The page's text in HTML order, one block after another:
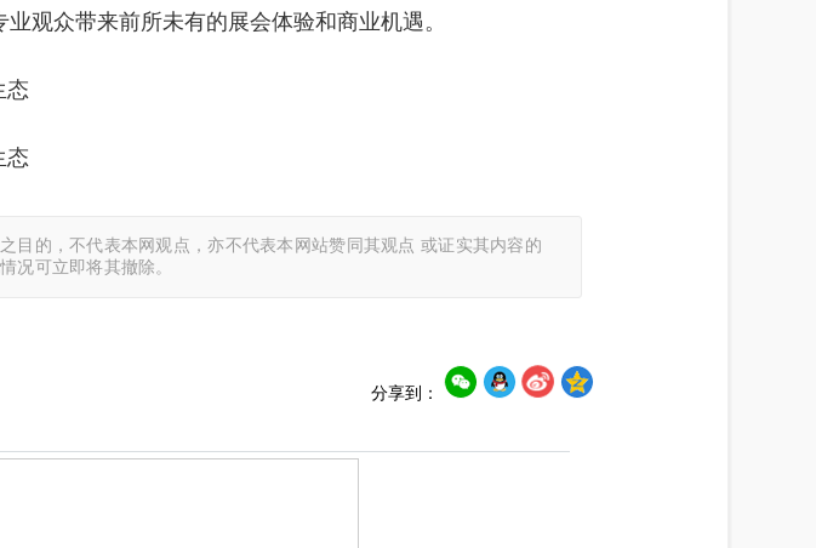
观众带来前所未有的展会体验和商业机遇。
目的，不代表本网观点，亦不代表本网站赞同其观点 或证实其内容的
况可立即将其撤除。
分享到：